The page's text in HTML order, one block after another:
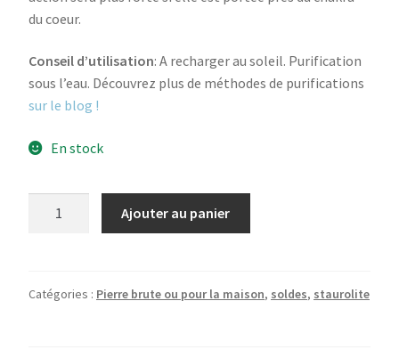
du coeur.
Conseil d’utilisation: A recharger au soleil. Purification
sous l’eau. Découvrez plus de méthodes de purifications
sur le blog !
En stock
Ajouter au panier
Catégories : Pierre brute ou pour la maison, soldes, staurolite